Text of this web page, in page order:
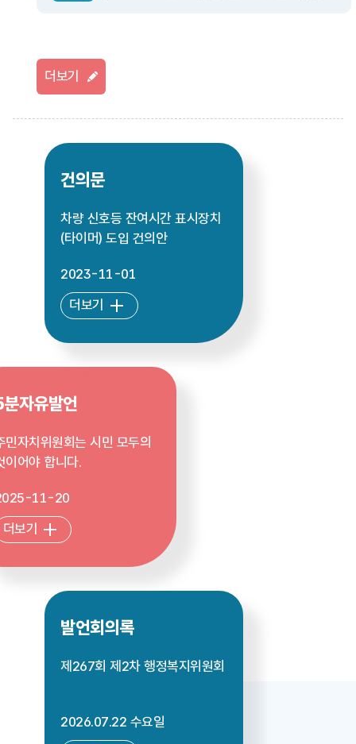
더보기
발언회의록
제267회 제2차 행정복지위원회
2026.07.22 수요일
자유발언
민자치위원회는 시민 모두의
이어야 합니다.
11-20
더보기
건의문
차량 신호등 잔여시간 표시장치
(타이머) 도입 건의안
2023-11-01
더보기